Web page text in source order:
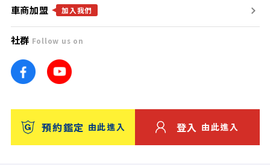
隱私權政策
團隊
車訊網
台灣優良中古車商大獎
找好車
找好店
找海外車
消費者評價
保固
合作夥伴
廣告合作
車商加盟 加入我們
社群 Follow us on
預約鑑定 由此進入 登入 由此進入